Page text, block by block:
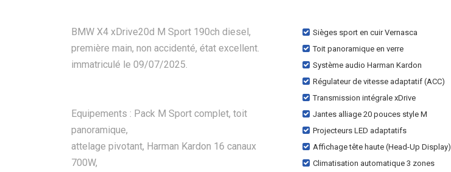
BMW X4 xDrive20d M Sport 190ch diesel,
première main, non accidenté, état excellent.
immatriculé le 09/07/2025.
Equipements : Pack M Sport complet, toit
panoramique,
attelage pivotant, Harman Kardon 16 canaux
700W,
Sièges sport en cuir Vernasca
Toit panoramique en verre
Système audio Harman Kardon
Régulateur de vitesse adaptatif (ACC)
Transmission intégrale xDrive
Jantes alliage 20 pouces style M
Projecteurs LED adaptatifs
Affichage tête haute (Head-Up Display)
Climatisation automatique 3 zones